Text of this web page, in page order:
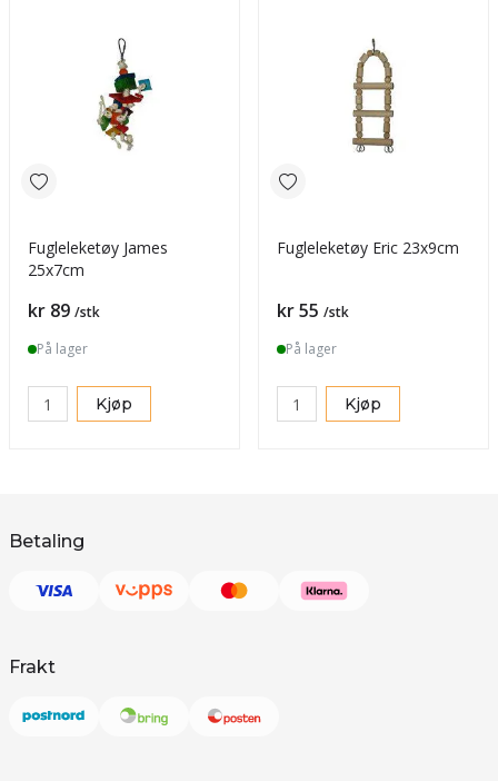
Fugleleketøy James
25x7cm
Pris
kr 89 /stk
På lager
Kjøp
Fugleleketøy Eric 23x9cm
Pris
kr 55 /stk
På lager
Kjøp
Betaling
Frakt